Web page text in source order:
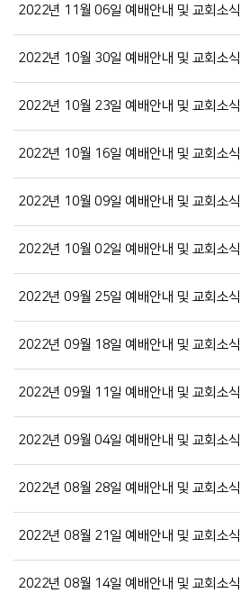
2022년 11월 06일 예배안내 및 교회소식
2022년 10월 30일 예배안내 및 교회소식
2022년 10월 23일 예배안내 및 교회소식
2022년 10월 16일 예배안내 및 교회소식
2022년 10월 09일 예배안내 및 교회소식
2022년 10월 02일 예배안내 및 교회소식
2022년 09월 25일 예배안내 및 교회소식
2022년 09월 18일 예배안내 및 교회소식
2022년 09월 11일 예배안내 및 교회소식
2022년 09월 04일 예배안내 및 교회소식
2022년 08월 28일 예배안내 및 교회소식
2022년 08월 21일 예배안내 및 교회소식
2022년 08월 14일 예배안내 및 교회소식